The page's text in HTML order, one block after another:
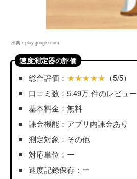
出典： play.google.com
速度測定器の評価
総合評価： ★★★★★ （5/5）
口コミ数：5.49万 件のレビュー
基本料金：無料
課金機能：アプリ内課金あり
測定対象：その他
対応単位：ー
速度記録保存：ー